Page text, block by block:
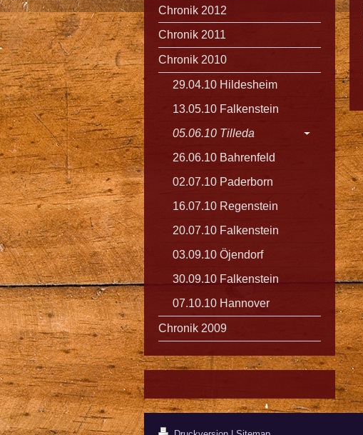
Chronik 2012
Chronik 2011
Chronik 2010
29.04.10 Hildesheim
13.05.10 Falkenstein
05.06.10 Tilleda
26.06.10 Bahrenfeld
02.07.10 Paderborn
16.07.10 Regenstein
20.07.10 Falkenstein
03.09.10 Öjendorf
30.09.10 Falkenstein
07.10.10 Hannover
Chronik 2009